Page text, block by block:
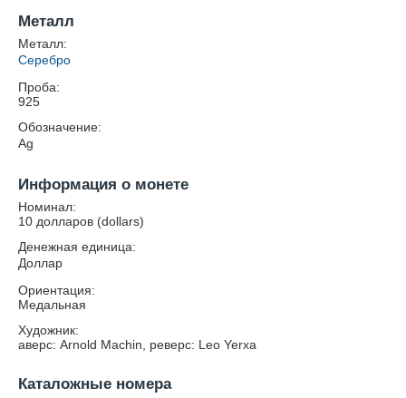
Металл
Металл:
Серебро
Проба:
925
Обозначение:
Ag
Информация о монете
Номинал:
10 долларов (dollars)
Денежная единица:
Доллар
Ориентация:
Медальная
Художник:
аверс: Arnold Machin, реверс: Leo Yerxa
Каталожные номера